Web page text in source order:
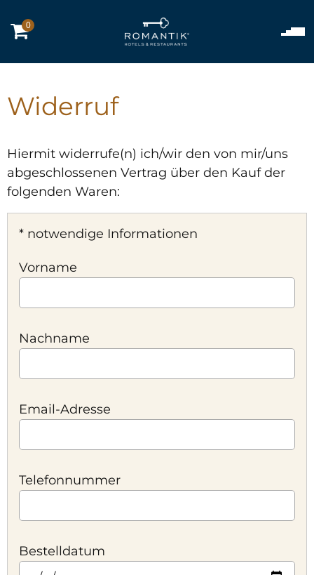
0
Widerruf
Hiermit widerrufe(n) ich/wir den von mir/uns
abgeschlossenen Vertrag über den Kauf der
folgenden Waren:
* notwendige Informationen
Vorname
Nachname
Email-Adresse
Telefonnummer
Bestelldatum